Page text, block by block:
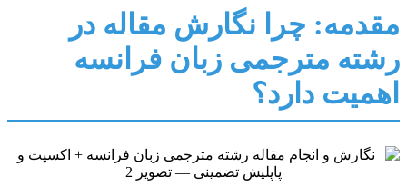
مقدمه: چرا نگارش مقاله در
رشته مترجمی زبان فرانسه
اهمیت دارد؟